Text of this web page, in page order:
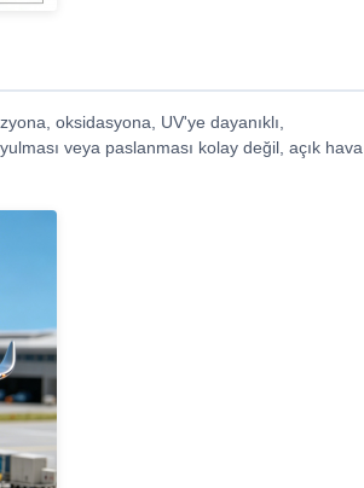
oksidasyona, UV'ye dayanıklı,
veya paslanması kolay değil, açık hava